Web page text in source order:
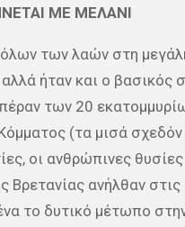
ΜΕ ΜΕΛΑΝΙ
των λαών στη
ήταν και ο βασικός
των 20
(τα μισά
οι ανθρώπινες
Βρετανίας ανήλθαν
το δυτικό μέτωπο